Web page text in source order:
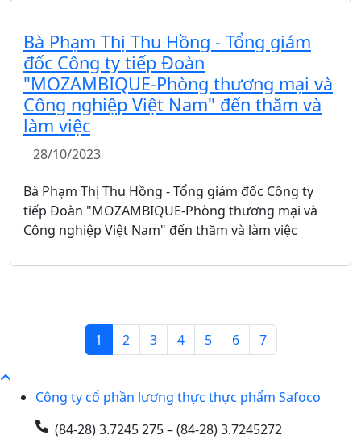
Bà Phạm Thị Thu Hồng - Tổng giám
đốc Công ty tiếp Đoàn
"MOZAMBIQUE-Phòng thương mại và
Công nghiệp Việt Nam" đến thăm và
làm việc
28/10/2023
Bà Phạm Thị Thu Hồng - Tổng giám đốc Công ty
tiếp Đoàn "MOZAMBIQUE-Phòng thương mại và
Công nghiệp Việt Nam" đến thăm và làm việc
1 2 3 4 5 6 7
Công ty cổ phần lương thực thực phẩm Safoco
(84-28) 3.7245 275 – (84-28) 3.7245272